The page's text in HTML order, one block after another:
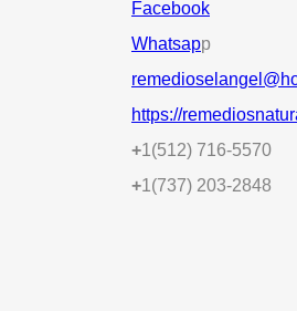
Facebook
Whatsapp
https://
+1(512) 716-5570
+1(737) 203-2848